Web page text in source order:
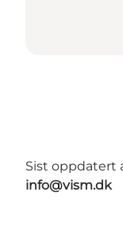
Sist oppdatert
info@vism.dk